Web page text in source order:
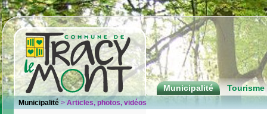
Municipalité
Municipalité > Articles, photos, vidéos